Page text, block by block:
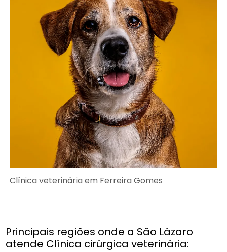
Clínica veterinária em Ferreira Gomes
Principais regiões onde a São Lázaro
atende Clínica cirúrgica veterinária: